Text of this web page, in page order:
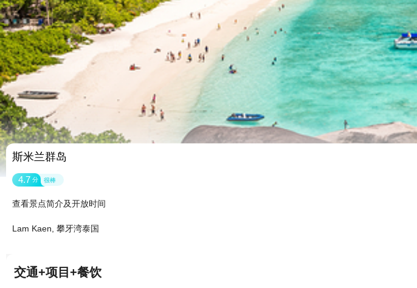
斯米兰群岛
4.7 分 很棒
查看景点简介及开放时间
Lam Kaen, 攀牙湾泰国
交通+项目+餐饮